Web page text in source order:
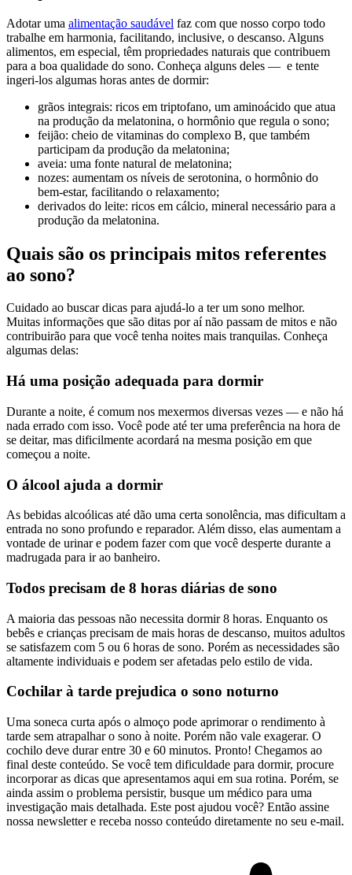
Adotar uma alimentação saudável faz com que nosso corpo todo
trabalhe em harmonia, facilitando, inclusive, o descanso. Alguns
alimentos, em especial, têm propriedades naturais que contribuem
para a boa qualidade do sono. Conheça alguns deles — e tente
ingeri-los algumas horas antes de dormir:
grãos integrais: ricos em triptofano, um aminoácido que atua
na produção da melatonina, o hormônio que regula o sono;
feijão: cheio de vitaminas do complexo B, que também
participam da produção da melatonina;
aveia: uma fonte natural de melatonina;
nozes: aumentam os níveis de serotonina, o hormônio do
bem-estar, facilitando o relaxamento;
derivados do leite: ricos em cálcio, mineral necessário para a
produção da melatonina.
Quais são os principais mitos referentes
ao sono?
Cuidado ao buscar dicas para ajudá-lo a ter um sono melhor.
Muitas informações que são ditas por aí não passam de mitos e não
contribuirão para que você tenha noites mais tranquilas. Conheça
algumas delas:
Há uma posição adequada para dormir
Durante a noite, é comum nos mexermos diversas vezes — e não há
nada errado com isso. Você pode até ter uma preferência na hora de
se deitar, mas dificilmente acordará na mesma posição em que
começou a noite.
O álcool ajuda a dormir
As bebidas alcoólicas até dão uma certa sonolência, mas dificultam a
entrada no sono profundo e reparador. Além disso, elas aumentam a
vontade de urinar e podem fazer com que você desperte durante a
madrugada para ir ao banheiro.
Todos precisam de 8 horas diárias de sono
A maioria das pessoas não necessita dormir 8 horas. Enquanto os
bebês e crianças precisam de mais horas de descanso, muitos adultos
se satisfazem com 5 ou 6 horas de sono. Porém as necessidades são
altamente individuais e podem ser afetadas pelo estilo de vida.
Cochilar à tarde prejudica o sono noturno
Uma soneca curta após o almoço pode aprimorar o rendimento à
tarde sem atrapalhar o sono à noite. Porém não vale exagerar. O
cochilo deve durar entre 30 e 60 minutos. Pronto! Chegamos ao
final deste conteúdo. Se você tem dificuldade para dormir, procure
incorporar as dicas que apresentamos aqui em sua rotina. Porém, se
ainda assim o problema persistir, busque um médico para uma
investigação mais detalhada. Este post ajudou você? Então assine
nossa newsletter e receba nosso conteúdo diretamente no seu e-mail.